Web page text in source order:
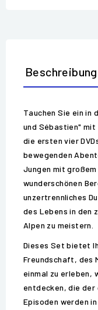
Beschreibung
Tauchen Sie ein in
und Sébastien" mit
die ersten vier
bewegenden
Jungen mit
wunderschönen
unzertrennliches
des Lebens in den
Alpen zu meistern.
Dieses Set bietet
Freundschaft, des
einmal zu erleben,
entdecken, die der
Episoden werden